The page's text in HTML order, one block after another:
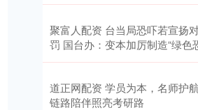
聚富人配资 台当局恐吓若宣扬
罚 国台办：变本加厉制造“绿色
道正网配资 学员为本，名师护
链路陪伴照亮考研路